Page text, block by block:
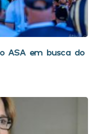
ASA em busca do